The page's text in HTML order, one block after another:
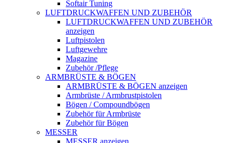
Softair Tuning
LUFTDRUCKWAFFEN UND ZUBEHÖR
LUFTDRUCKWAFFEN UND ZUBEHÖR
anzeigen
Luftpistolen
Luftgewehre
Magazine
Zubehör /Pflege
ARMBRÜSTE & BÖGEN
ARMBRÜSTE & BÖGEN anzeigen
Armbrüste / Armbrustpistolen
Bögen / Compoundbögen
Zubehör für Armbrüste
Zubehör für Bögen
MESSER
MESSER anzeigen